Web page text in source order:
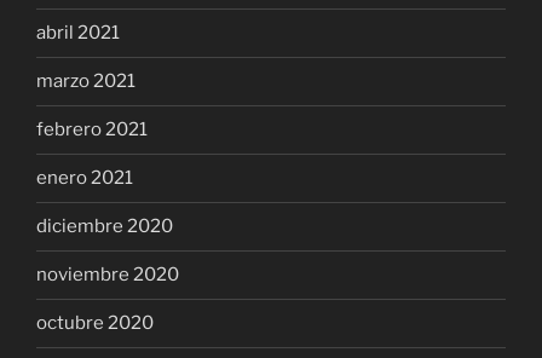
abril 2021
marzo 2021
febrero 2021
enero 2021
diciembre 2020
noviembre 2020
octubre 2020